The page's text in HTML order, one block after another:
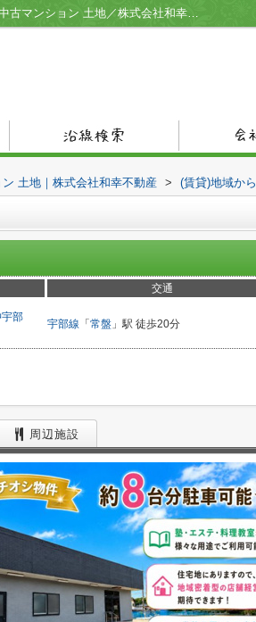
沖宇部店舗／宇部市の不動産情報 賃貸アパ－ト 貸家 中古住宅 中古マンション 土地／株式会社和幸不動産
土地｜株式会社和幸不動産 > (賃貸)地域か
交通
部
宇部線 「 常盤 」駅 徒歩20分
周辺施設